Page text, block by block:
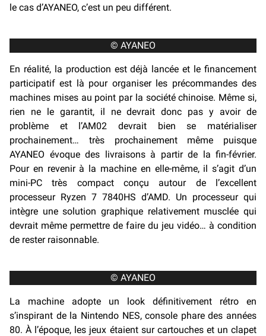
le cas d’AYANEO, c’est un peu différent.
© AYANEO
En réalité, la production est déjà lancée et le financement
participatif est là pour organiser les précommandes des
machines mises au point par la société chinoise. Même si,
rien ne le garantit, il ne devrait donc pas y avoir de
problème et l’AM02 devrait bien se matérialiser
prochainement… très prochainement même puisque
AYANEO évoque des livraisons à partir de la fin-février.
Pour en revenir à la machine en elle-même, il s’agit d’un
mini-PC très compact conçu autour de l’excellent
processeur Ryzen 7 7840HS d’AMD. Un processeur qui
intègre une solution graphique relativement musclée qui
devrait même permettre de faire du jeu vidéo… à condition
de rester raisonnable.
© AYANEO
La machine adopte un look définitivement rétro en
s’inspirant de la Nintendo NES, console phare des années
80. À l’époque, les jeux étaient sur cartouches et un clapet